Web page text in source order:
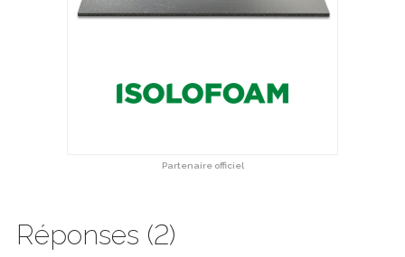
Partenaire officiel
Réponses (2)